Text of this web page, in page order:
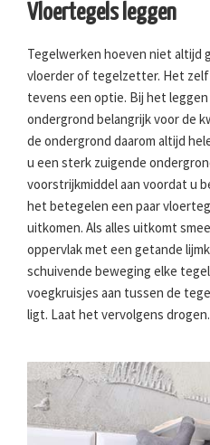
Vloertegels leggen
Tegelwerken hoeven niet altijd
vloerder of tegelzetter. Het
tevens een optie. Bij het
ondergrond belangrijk voor de
de ondergrond daarom altijd
u een sterk zuigende
voorstrijkmiddel aan voordat u
het betegelen een paar
uitkomen. Als alles uitkomt
oppervlak met een getande
schuivende beweging elke
voegkruisjes aan tussen de
ligt. Laat het vervolgens drogen.